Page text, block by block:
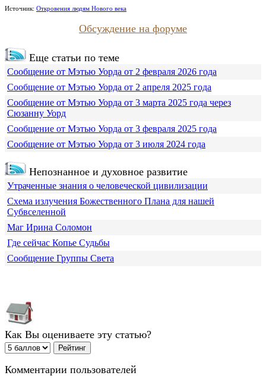
Источник: Откровения людям Нового века
Обсуждение на форуме
Еще статьи по теме
Сообщение от Мэтью Уорда от 2 февраля 2026 года
Сообщение от Мэтью Уорда от 2 апреля 2025 года
Сообщение от Мэтью Уорда от 3 марта 2025 года через
Сюзанну Уорд
Сообщение от Мэтью Уорда от 3 февраля 2025 года
Сообщение от Мэтью Уорда от 3 июля 2024 года
Непознанное и духовное развитие
Утраченные знания о человеческой цивилизации
Схема излучения Божественного Плана для нашей
Субвселенной
Маг Ирина Соломон
Где сейчас Копье Судьбы
Сообщение Группы Света
Как Вы оцениваете эту статью?
Комментарии пользователей